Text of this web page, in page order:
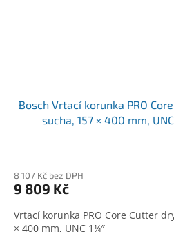
Bosch Vrtací korunka PRO
sucha, 157 × 400 mm,
8 107 Kč bez DPH
9 809 Kč
Vrtací korunka PRO Core Cutter
× 400 mm, UNC 1¼″